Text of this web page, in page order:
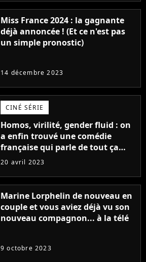
Miss France 2024 : la gagnante
déjà annoncée ! (Et ce n'est pas
un simple pronostic)
14 décembre 2023
CINÉ SÉRIE
Homos, virilité, gender fluid : on
a enfin trouvé une comédie
française qui parle de tout ça
sans être super ringarde
20 avril 2023
Marine Lorphelin de nouveau en
couple et vous aviez déjà vu son
nouveau compagnon... à la télé
9 octobre 2023